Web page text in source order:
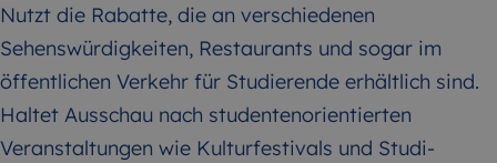
Nutzt die Rabatte, die an verschiedenen
Sehenswürdigkeiten, Restaurants und sogar im
öffentlichen Verkehr für Studierende erhältlich sind.
Haltet Ausschau nach studentenorientierten
Veranstaltungen wie Kulturfestivals und Studi-